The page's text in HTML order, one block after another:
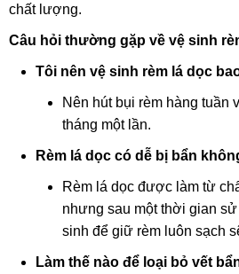
chất lượng.
Câu hỏi thường gặp về vệ sinh
Tôi nên vệ sinh rèm lá dọc
Nên hút bụi rèm hàng tuần
tháng một lần.
Rèm lá dọc có dễ bị bẩn
Rèm lá dọc được làm từ
nhưng sau một thời gian
sinh để giữ rèm luôn sạch
Làm thế nào để loại bỏ vết